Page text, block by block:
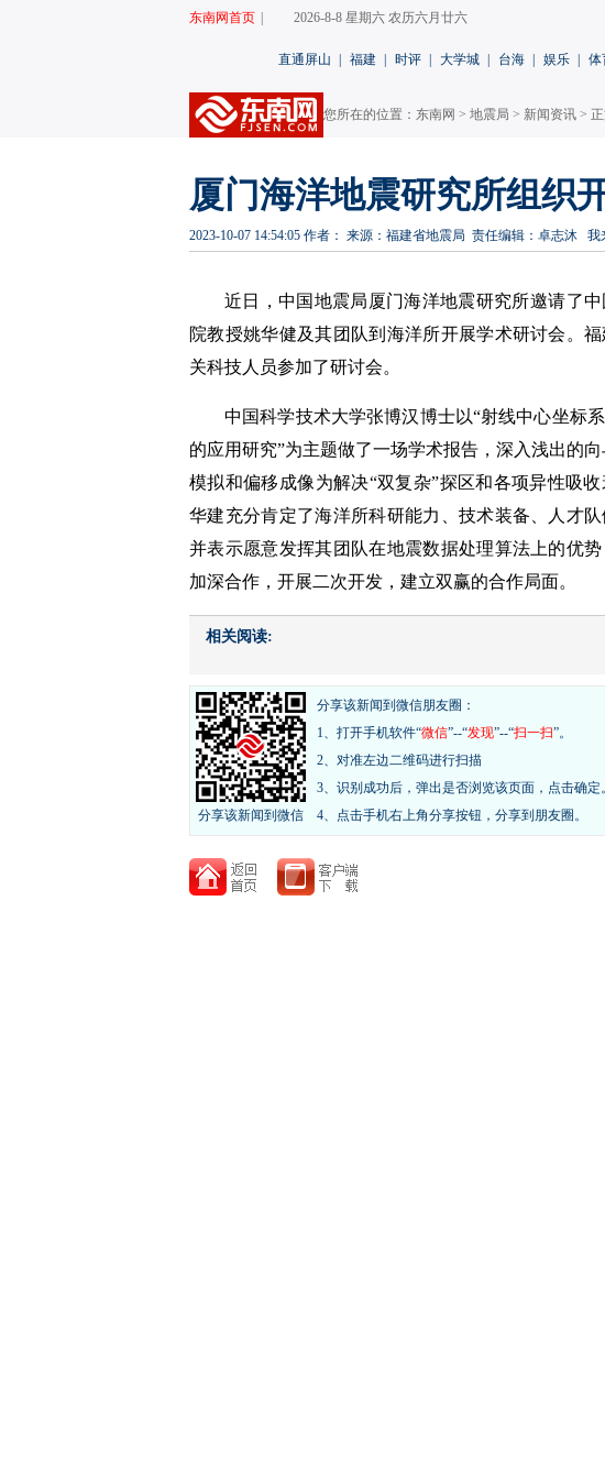
东南网首页 2026-8-8 星期六 农历六月廿六
直通屏山 福建 时评 大学城 台海 娱乐 体
您所在的位置： 东南网 > 地震局 > 新闻资讯 >
厦门海洋地震研究所组织
2023-10-07 14:54:05 作者： 来源：福建省地震局 责任编辑：卓志沐 我
近日，中国地震局厦门海洋地震研究所邀请了
院教授姚华健及其团队到海洋所开展学术研讨会。
关科技人员参加了研讨会。
中国科学技术大学张博汉博士以“射线中心坐标
的应用研究”为主题做了一场学术报告，深入浅出的
模拟和偏移成像为解决“双复杂”探区和各项异性吸
华建充分肯定了海洋所科研能力、技术装备、人才
并表示愿意发挥其团队在地震数据处理算法上的优
加深合作，开展二次开发，建立双赢的合作局面。
相关阅读:
分享该新闻到微信
分享该新闻到微信朋友圈：
1、打开手机软件“微信”--“发现”--“扫一扫”。
2、对准左边二维码进行扫描
3、识别成功后，弹出是否浏览该页面，点击确定。
4、点击手机右上角分享按钮，分享到朋友圈。